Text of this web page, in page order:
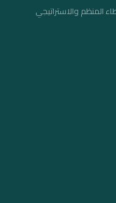
المنظم والاستراتيجي